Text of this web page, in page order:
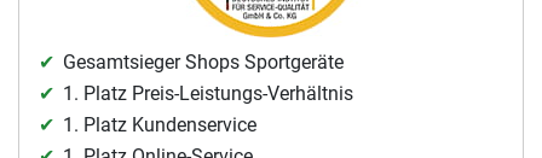
Gesamtsieger Shops Sportgeräte
1. Platz Preis-Leistungs-Verhältnis
1. Platz Kundenservice